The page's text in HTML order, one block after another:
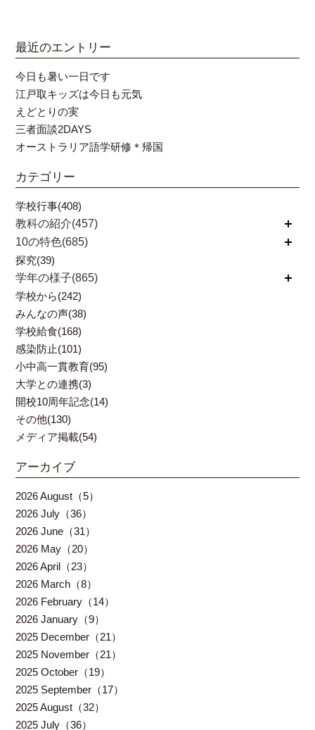
最近のエントリー
今日も暑い一日です
江戸取キッズは今日も元気
えどとりの実
三者面談2DAYS
オーストラリア語学研修＊帰国
カテゴリー
学校行事(408)
教科の紹介(457)
開く
10の特色(685)
開く
探究(39)
学年の様子(865)
開く
学校から(242)
みんなの声(38)
学校給食(168)
感染防止(101)
小中高一貫教育(95)
大学との連携(3)
開校10周年記念(14)
その他(130)
メディア掲載(54)
アーカイブ
2026 August（5）
2026 July（36）
2026 June（31）
2026 May（20）
2026 April（23）
2026 March（8）
2026 February（14）
2026 January（9）
2025 December（21）
2025 November（21）
2025 October（19）
2025 September（17）
2025 August（32）
2025 July（36）